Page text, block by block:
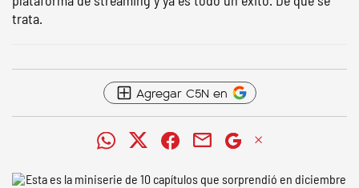
trata.
Agregar C5N en